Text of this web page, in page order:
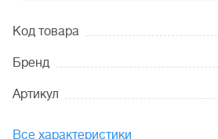
Код товара
Бренд
Артикул
Все характеристики